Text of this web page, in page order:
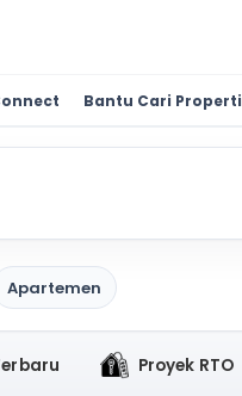
Bantu Cari Properti
Apartemen
Proyek RTO